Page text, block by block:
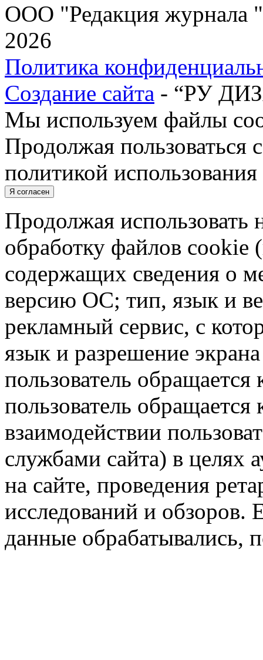
ООО "Редакция журнала
2026
Политика
Создание сайта - “РУ
Мы используем файлы
Продолжая пользоваться
политикой
Я согласен
Продолжая использовать
обработку файлов cookie
содержащих сведения о
версию ОС; тип, язык и
рекламный сервис, с
язык и разрешение
пользователь обращается
пользователь обращается
взаимодействии
службами сайта) в целях
на сайте, проведения
исследований и обзоров.
данные обрабатывались,